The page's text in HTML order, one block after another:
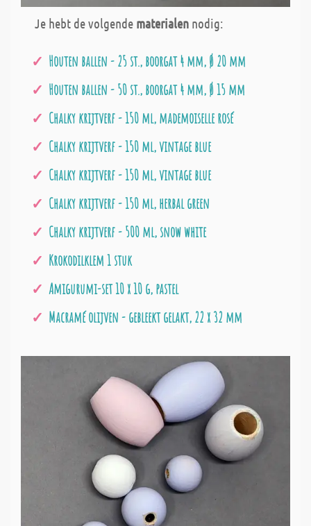
Je hebt de volgende materialen nodig:
Houten ballen - 25 st., boorgat 4 mm, Ø 20 mm
Houten ballen - 50 st., boorgat 4 mm, Ø 15 mm
Chalky krijtverf - 150 ml, mademoiselle rosé
Chalky krijtverf - 150 ml, vintage blue
Chalky krijtverf - 150 ml, vintage blue
Chalky krijtverf - 150 ml, herbal green
Chalky krijtverf - 500 ml, snow white
Krokodilklem 1 stuk
Amigurumi-set 10 x 10 g, pastel
Macramé olijven - gebleekt gelakt, 22 x 32 mm